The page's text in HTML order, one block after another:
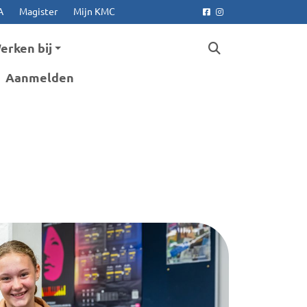
Magister Mijn KMC Facebook
Instagram
bij
Aanmelden